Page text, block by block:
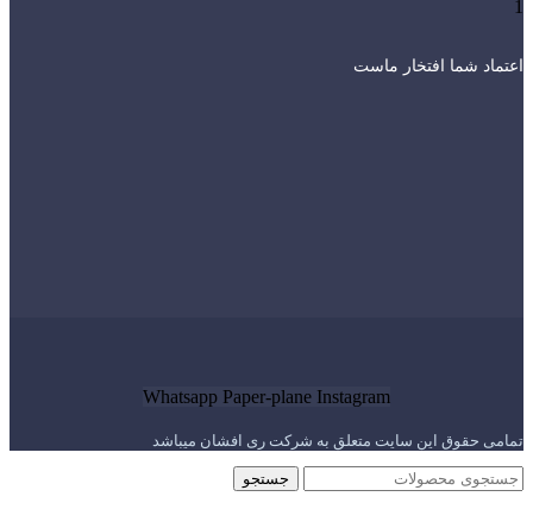
اعتماد شما افتخار ماست
Whatsapp Paper-plane Instagram
تمامی حقوق این سایت متعلق به شرکت ری افشان میباشد
جستجو